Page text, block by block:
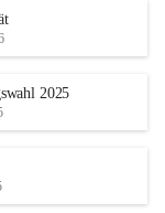
2025